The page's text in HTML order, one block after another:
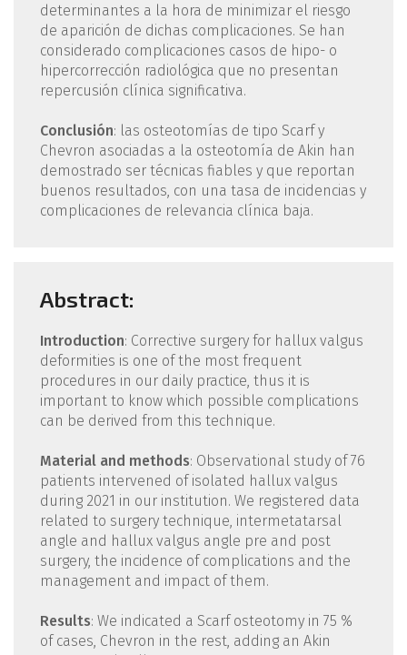
determinantes a la hora de minimizar el riesgo
de aparición de dichas complicaciones. Se han
considerado complicaciones casos de hipo- o
hipercorrección radiológica que no presentan
repercusión clínica significativa.
Conclusión: las osteotomías de tipo Scarf y
Chevron asociadas a la osteotomía de Akin han
demostrado ser técnicas fiables y que reportan
buenos resultados, con una tasa de incidencias y
complicaciones de relevancia clínica baja.
Abstract:
Introduction: Corrective surgery for hallux valgus
deformities is one of the most frequent
procedures in our daily practice, thus it is
important to know which possible complications
can be derived from this technique.
Material and methods: Observational study of 76
patients intervened of isolated hallux valgus
during 2021 in our institution. We registered data
related to surgery technique, intermetatarsal
angle and hallux valgus angle pre and post
surgery, the incidence of complications and the
management and impact of them.
Results: We indicated a Scarf osteotomy in 75 %
of cases, Chevron in the rest, adding an Akin